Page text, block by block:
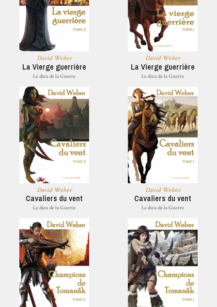
David Weber
La Vierge guerrière
Le dieu de la Guerre
David Weber
La Vierge guerrière
Le dieu de la Guerre
David Weber
Cavaliers du vent
Le dieu de la Guerre
David Weber
Cavaliers du vent
Le dieu de la Guerre